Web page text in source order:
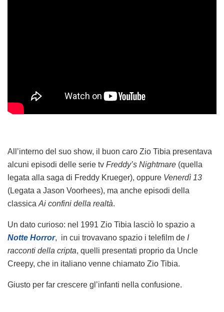
All’interno del suo show, il buon caro Zio Tibia presentava
alcuni episodi delle serie tv Freddy’s Nightmare (quella
legata alla saga di Freddy Krueger), oppure Venerdì 13
(Legata a Jason Voorhees), ma anche episodi della
classica Ai confini della realtà.
Un dato curioso: nel 1991 Zio Tibia lasciò lo spazio a
Notte Horror, in cui trovavano spazio i telefilm de I
racconti della cripta, quelli presentati proprio da Uncle
Creepy, che in italiano venne chiamato Zio Tibia.
Giusto per far crescere gl’infanti nella confusione.